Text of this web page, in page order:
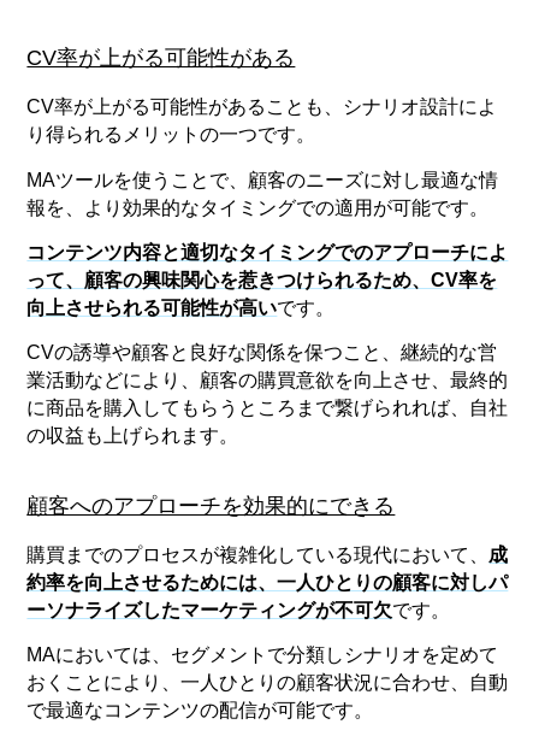
CV率が上がる可能性がある
CV率が上がる可能性があることも、シナリオ設計によ
り得られるメリットの一つです。
MAツールを使うことで、顧客のニーズに対し最適な情
報を、より効果的なタイミングでの適用が可能です。
コンテンツ内容と適切なタイミングでのアプローチによ
って、顧客の興味関心を惹きつけられるため、CV率を
向上させられる可能性が高いです。
CVの誘導や顧客と良好な関係を保つこと、継続的な営
業活動などにより、顧客の購買意欲を向上させ、最終的
に商品を購入してもらうところまで繋げられれば、自社
の収益も上げられます。
顧客へのアプローチを効果的にできる
購買までのプロセスが複雑化している現代において、 成
約率を向上させるためには、一人ひとりの顧客に対しパ
ーソナライズしたマーケティングが不可欠です。
MAにおいては、セグメントで分類しシナリオを定めて
おくことにより、一人ひとりの顧客状況に合わせ、自動
で最適なコンテンツの配信が可能です。